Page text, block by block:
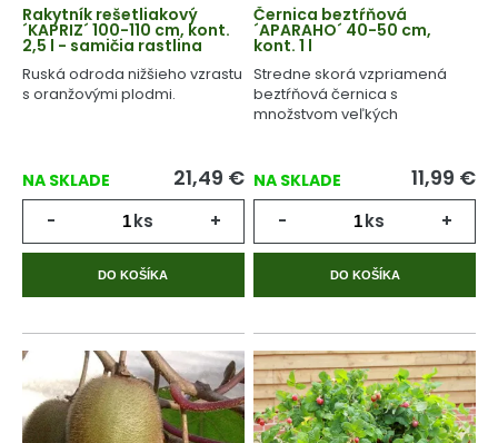
Rakytník rešetliakový
´KAPRIZ´ 100-110 cm, kont.
2,5 l - samičia rastlina
Ruská odroda nižšieho vzrastu
s oranžovými plodmi.
NA SKLADE 21,49 €
- ks +
DO KOŠÍKA
Černica beztŕňová
´APARAHO´ 40-50 cm,
kont. 1 l
Stredne skorá vzpriamená
beztŕňová černica s
množstvom veľkých
NA SKLADE 11,99 €
- ks +
DO KOŠÍKA